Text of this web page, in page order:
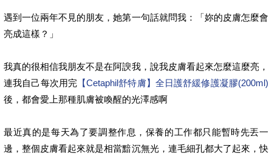
遇到一位兩年不見的朋友，她第一句話就問我：「妳的皮膚怎麼會
亮成這樣？」
我真的很相信我朋友不是在阿諛我，說我皮膚看起來怎麼這麼亮，
連我自己每次用完 【Cetaphil舒特膚】全日護舒緩修護凝膠(200ml)
後，都會愛上那種肌膚被喚醒的光澤感啊
最近真的是每天為了要調整作息，保養的工作都只能暫時先丟一
邊，整個皮膚看起來就是相當黯沉無光，連毛細孔都大了起來，快